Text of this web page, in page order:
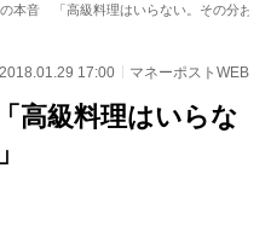
の本音 「高級料理はいらない。その分お
2018.01.29 17:00 マネーポストWEB
高級料理はいらな